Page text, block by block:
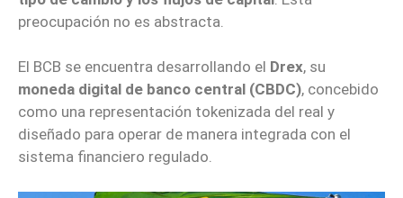
preocupación no es abstracta.
El BCB se encuentra desarrollando el Drex, su
moneda digital de banco central (CBDC), concebido
como una representación tokenizada del real y
diseñado para operar de manera integrada con el
sistema financiero regulado.